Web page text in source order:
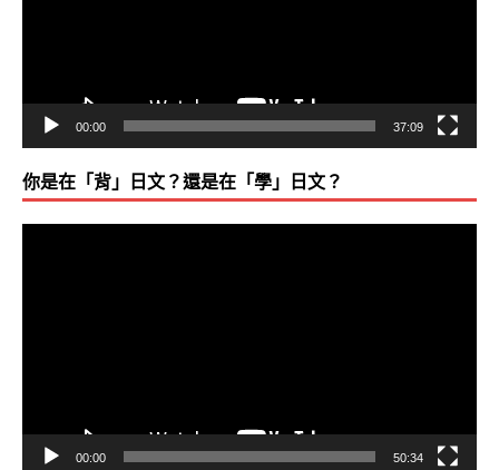
00:00 37:09
你是在「背」日文？還是在「學」日文？
00:00 50:34